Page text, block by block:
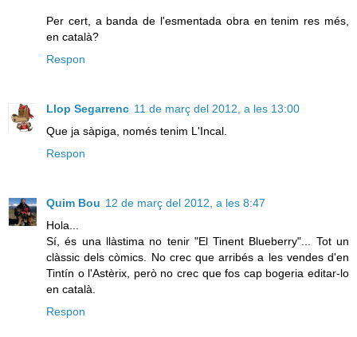
Per cert, a banda de l'esmentada obra en tenim res més,
en català?
Respon
Llop Segarrenc 11 de març del 2012, a les 13:00
Que ja sàpiga, només tenim L'Incal.
Respon
Quim Bou 12 de març del 2012, a les 8:47
Hola...
Sí, és una llàstima no tenir "El Tinent Blueberry"... Tot un
clàssic dels còmics. No crec que arribés a les vendes d'en
Tintín o l'Astèrix, però no crec que fos cap bogeria editar-lo
en català.
Respon